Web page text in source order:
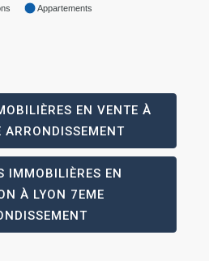
Appartements
EN VENTE À
ARRONDISSEMENT
IMMOBILIÈRES EN
À LYON 7EME